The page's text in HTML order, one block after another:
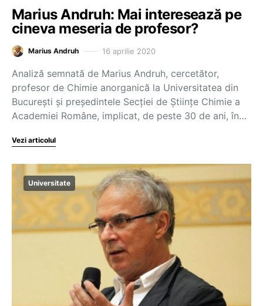
Marius Andruh: Mai interesează pe
cineva meseria de profesor?
Marius Andruh 16 aprilie 2020
Analiză semnată de Marius Andruh, cercetător,
profesor de Chimie anorganică la Universitatea din
București și președintele Secției de Științe Chimie a
Academiei Române, implicat, de peste 30 de ani, în…
Vezi articolul
Universitate